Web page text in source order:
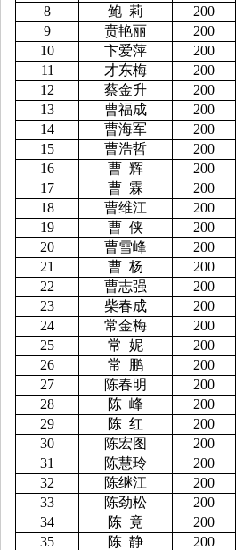
8
鲍 莉 200
9
贲艳丽 200
10
卞爱萍 200
11
才东梅 200
12
蔡金升 200
13
曹福成 200
14
曹海军 200
15
曹浩哲 200
16
曹 辉 200
17
曹 霖 200
18
曹维江 200
19
曹 侠 200
20
曹雪峰 200
21
曹 杨 200
22
曹志强 200
23
柴春成 200
24
常金梅 200
25
常 妮 200
26
常 鹏 200
27
陈春明 200
28
陈 峰 200
29
陈 红 200
30
陈宏图 200
31
陈慧玲 200
32
陈继江 200
33
陈劲松 200
34
陈 竟 200
35
陈 静 200